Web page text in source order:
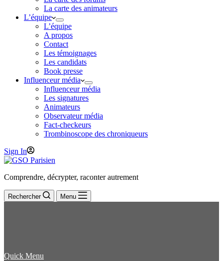
La carte des animateurs
L’équipe
L’équipe
A propos
Contact
Les témoignages
Les candidats
Book presse
Influenceur média
Influenceur média
Les signatures
Animateurs
Observateur média
Fact-checkeurs
Trombinoscope des chroniqueurs
Sign In
Comprendre, décrypter, raconter autrement
Rechercher Menu
Quick Menu